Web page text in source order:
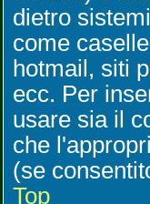
dietro
come
hotmail, siti
ecc. Per
usare sia il
che
(se
Top